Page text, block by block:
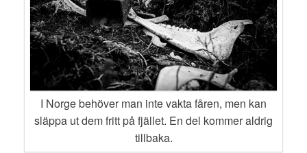
I Norge behöver man inte vakta fåren, men kan
släppa ut dem fritt på fjället. En del kommer aldrig
tillbaka.